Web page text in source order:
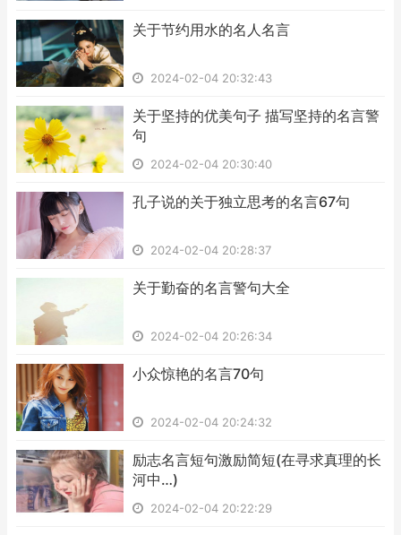
​关于节约用水的名人名言
2024-02-04 20:32:43
​关于坚持的优美句子 描写坚持的名言警
句
2024-02-04 20:30:40
​孔子说的关于独立思考的名言67句
2024-02-04 20:28:37
​关于勤奋的名言警句大全
2024-02-04 20:26:34
​小众惊艳的名言70句
2024-02-04 20:24:32
​励志名言短句激励简短(在寻求真理的长
河中…)
2024-02-04 20:22:29